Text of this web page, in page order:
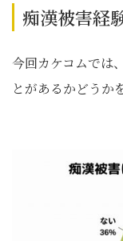
痴漢被害経
今回カケコムでは
とがあるかどうか